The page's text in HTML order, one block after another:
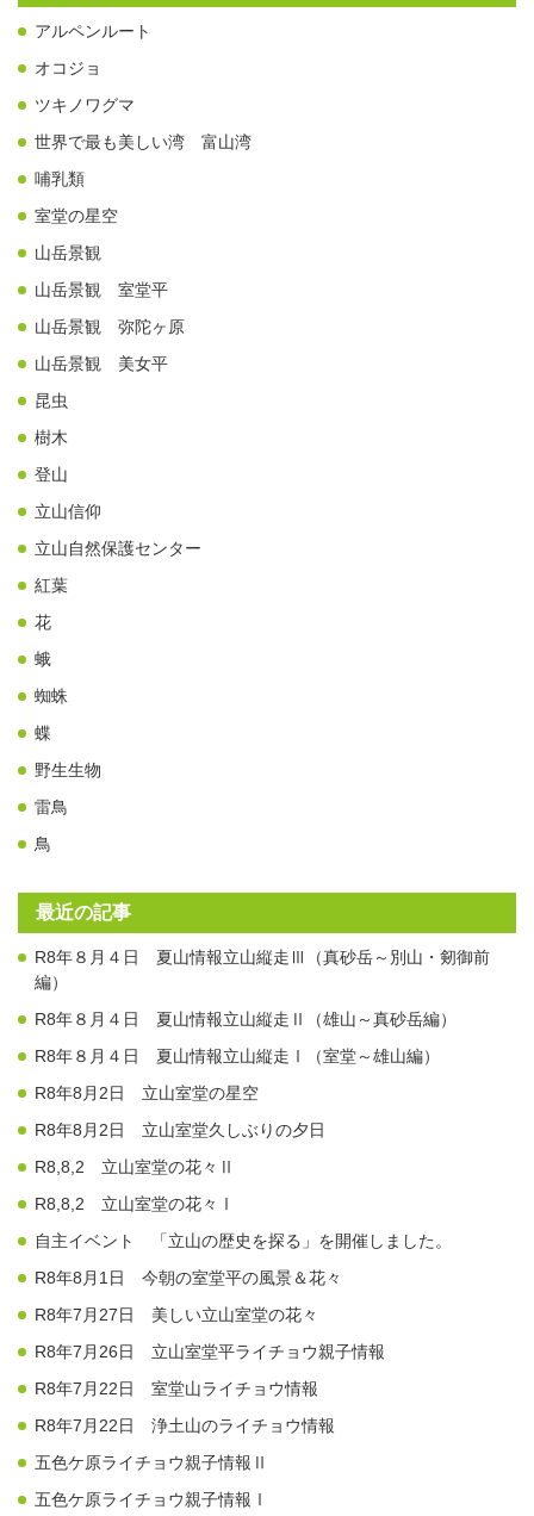
アルペンルート
オコジョ
ツキノワグマ
世界で最も美しい湾 富山湾
哺乳類
室堂の星空
山岳景観
山岳景観 室堂平
山岳景観 弥陀ヶ原
山岳景観 美女平
昆虫
樹木
登山
立山信仰
立山自然保護センター
紅葉
花
蛾
蜘蛛
蝶
野生生物
雷鳥
鳥
最近の記事
R8年８月４日 夏山情報立山縦走Ⅲ（真砂岳～別山・剱御前
編）
R8年８月４日 夏山情報立山縦走Ⅱ（雄山～真砂岳編）
R8年８月４日 夏山情報立山縦走Ⅰ（室堂～雄山編）
R8年8月2日 立山室堂の星空
R8年8月2日 立山室堂久しぶりの夕日
R8,8,2 立山室堂の花々Ⅱ
R8,8,2 立山室堂の花々Ⅰ
自主イベント 「立山の歴史を探る」を開催しました。
R8年8月1日 今朝の室堂平の風景＆花々
R8年7月27日 美しい立山室堂の花々
R8年7月26日 立山室堂平ライチョウ親子情報
R8年7月22日 室堂山ライチョウ情報
R8年7月22日 浄土山のライチョウ情報
五色ケ原ライチョウ親子情報Ⅱ
五色ケ原ライチョウ親子情報Ⅰ